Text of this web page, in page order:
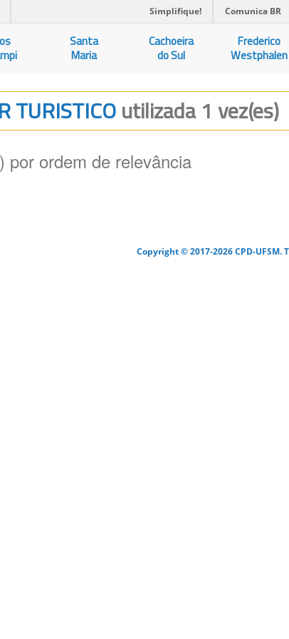
Simplifique! Comunica BR
Santa
Maria
Cachoeira
do Sul
Frederico
Westphalen
TURISTICOutilizada 1 vez(es)
por ordem de relevância
Copyright © 2017-2026 CPD-UFSM.